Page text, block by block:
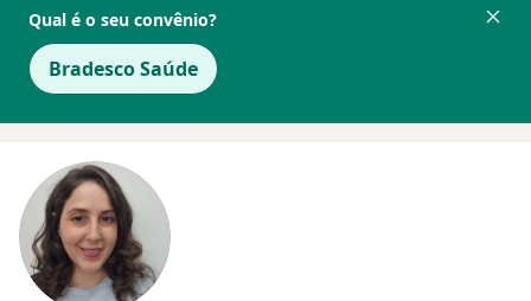
Qual é o seu convênio?
Bradesco Saúde